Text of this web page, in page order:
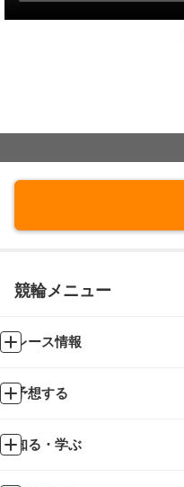
競輪メニュー
レース情報
予想する
知る・学ぶ